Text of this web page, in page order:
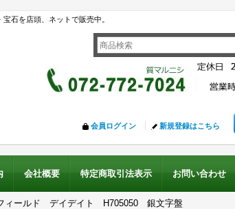
石を店頭、ネットで販売中。
会員ログイン 新規登録はこちら
会社概要 特定商取引法表示 お問い合わせ
ィールド デイデイト H705050 銀文字盤